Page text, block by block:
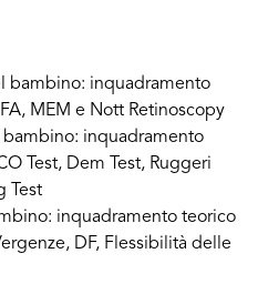
bambino: inquadramento
MEM e Nott Retinoscopy
inquadramento
Test, Dem Test, Ruggeri
Test
inquadramento teorico
DF, Flessibilità delle